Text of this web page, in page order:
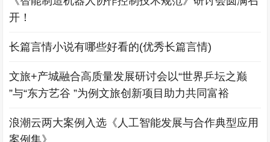
开！
长篇言情小说有哪些好看的(优秀长篇言情)
文旅+产城融合高质量发展研讨会以“世界乒坛之巅
”与“东方艺谷 ”为例文旅创新项目助力共同富裕
浪潮云两大案例入选《人工智能发展与合作典型应用
案例集》